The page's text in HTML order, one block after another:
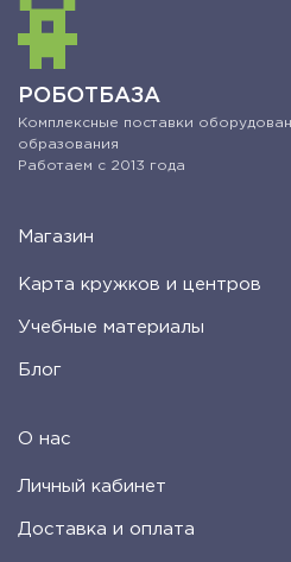
РОБОТБАЗА
Комплексные поставки
образования
Работаем с 2013 года
Магазин
Карта кружков и центров
Учебные материалы
Блог
О нас
Личный кабинет
Доставка и оплата